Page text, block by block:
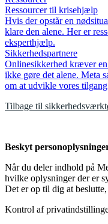
Ressourcer til krisehjælp
Hvis der opstår en
klare den alene. Her er
eksperthjælp.
Sikkerhedspartnere
Onlinesikkerhed kræver
ikke gøre det alene. Meta
om at udvikle vores
Tilbage til
Beskyt
Når du deler indhold på
hvilke oplysninger der er
Det er op til dig at
Kontrol af